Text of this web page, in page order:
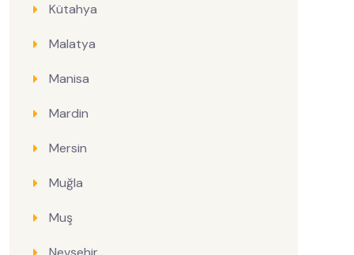
Kütahya
Malatya
Manisa
Mardin
Mersin
Muğla
Muş